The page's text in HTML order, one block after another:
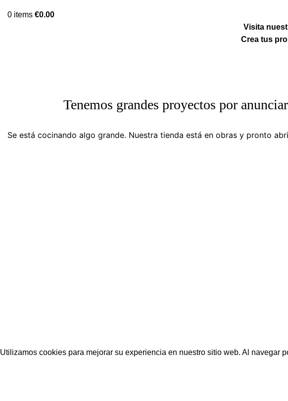
0 items €0.00
Visita
Crea tus
Tenemos grandes proyectos por anunciar
Se está cocinando algo grande. Nuestra tienda está en obras y pronto
Utilizamos cookies para mejorar su experiencia en nuestro sitio web. Al navegar